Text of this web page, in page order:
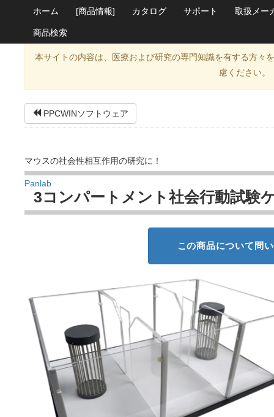
ホーム [商品情報] カタログ サポート 取扱メー
商品検索
本サイトの内容は、医療および研究の専門知識を有する方々
慮ください。
PPCWINソフトウェア
マウスの社会性相互作用の研究に！
Panlab
3コンパートメント社会行動試験
この商品について問